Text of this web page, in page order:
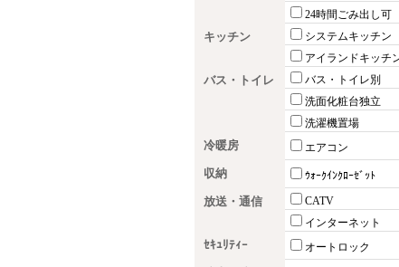
24時間ごみ出し可
キッチン システムキッチン
アイランドキッチ
バス・トイレ バス・トイレ別
洗面化粧台独立
洗濯機置場
冷暖房 エアコン
収納 ｳｫｰｸｲﾝｸﾛｰｾﾞｯﾄ
放送・通信 CATV
インターネット
ｾｷｭﾘﾃｨｰ オートロック